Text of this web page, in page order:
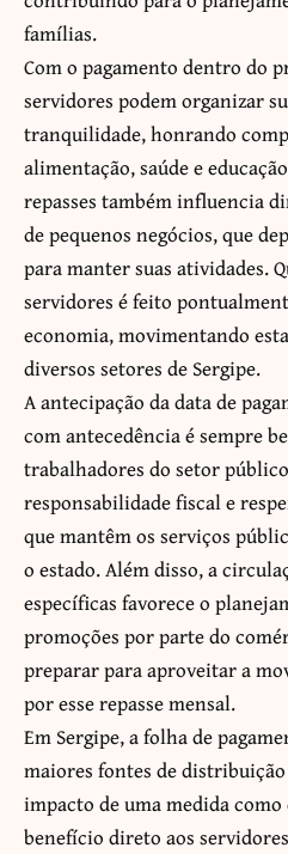
famílias.
Com o pagamento dentro do
servidores podem organizar
tranquilidade, honrando
alimentação, saúde e
repasses também influencia
de pequenos negócios, que
para manter suas atividades.
servidores é feito
economia, movimentando
diversos setores de Sergipe.
A antecipação da data de
com antecedência é sempre
trabalhadores do setor
responsabilidade fiscal e
que mantêm os serviços
o estado. Além disso, a
específicas favorece o
promoções por parte do
preparar para aproveitar a
por esse repasse mensal.
Em Sergipe, a folha de
maiores fontes de
impacto de uma medida
benefício direto aos